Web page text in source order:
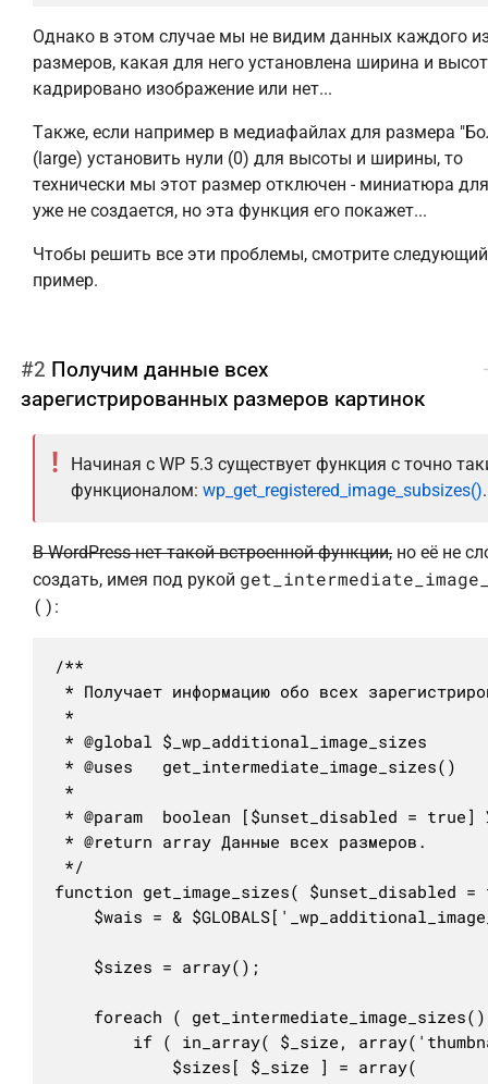
Однако в этом случае мы не видим данных каждого
размеров, какая для него установлена ширина и
кадрировано изображение или нет...
Также, если например в медиафайлах для размера
(large) установить нули (0) для высоты и ширины, то
технически мы этот размер отключен - миниатюра
уже не создается, но эта функция его покажет...
Чтобы решить все эти проблемы, смотрите следующий
пример.
#2 Получим данные всех
зарегистрированных размеров картинок
Начиная с WP 5.3 существует функция с точно
функционалом: wp_get_registered_image_subsizes().
В WordPress нет такой встроенной функции, но её не
создать, имея под рукой
() :
/**
* Получает информацию обо всех
*
* @global $_wp_additional_image_sizes
* @uses   get_intermediate_image_sizes()
*
* @param  boolean [$unset_disabled = true]
* @return array Данные всех размеров.
*/
function get_image_sizes( $unset_disabled